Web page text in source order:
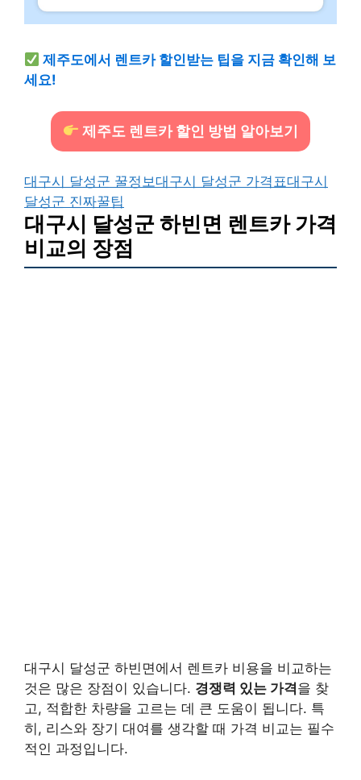
제주도에서 렌트카 할인받는 팁을 지금 확인해 보
세요!
제주도 렌트카 할인 방법 알아보기
대구시 달성군 꿀정보대구시 달성군 가격표대구시
달성군 진짜꿀팁
대구시 달성군 하빈면 렌트카 가격
비교의 장점
대구시 달성군 하빈면에서 렌트카 비용을 비교하는
것은 많은 장점이 있습니다. 경쟁력 있는 가격을 찾
고, 적합한 차량을 고르는 데 큰 도움이 됩니다. 특
히, 리스와 장기 대여를 생각할 때 가격 비교는 필수
적인 과정입니다.